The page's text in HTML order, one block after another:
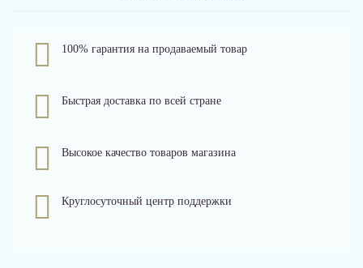
100% гарантия на продаваемый товар
Быстрая доставка по всей стране
Высокое качество товаров магазина
Круглосуточный центр поддержки